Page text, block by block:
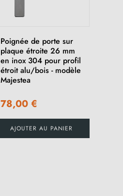
Poignée de porte sur
plaque étroite 26 mm
en inox 304 pour profil
étroit alu/bois - modèle
Majestea
78,00 €
AJOUTER AU PANIER